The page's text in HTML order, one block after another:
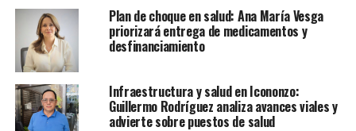
Plan de choque en salud: Ana María Vesga
priorizará entrega de medicamentos y
desfinanciamiento
Infraestructura y salud en Icononzo:
Guillermo Rodríguez analiza avances viales y
advierte sobre puestos de salud